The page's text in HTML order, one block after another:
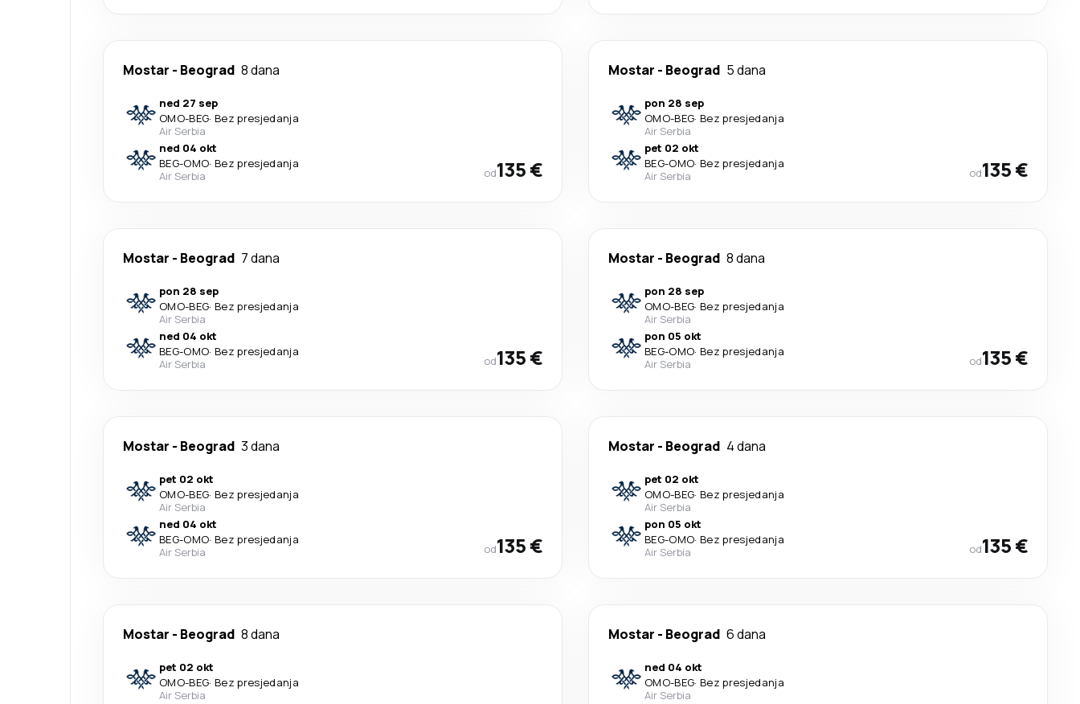
Mostar - Beograd 8 dana
ned 27 sep
OMO-BEG· Bez presjedanja
Air Serbia
ned 04 okt
BEG-OMO· Bez presjedanja
Air Serbia
od135 €
Mostar - Beograd 5 dana
pon 28 sep
OMO-BEG· Bez presjedanja
Air Serbia
pet 02 okt
BEG-OMO· Bez presjedanja
Air Serbia
od135 €
Mostar - Beograd 7 dana
pon 28 sep
OMO-BEG· Bez presjedanja
Air Serbia
ned 04 okt
BEG-OMO· Bez presjedanja
Air Serbia
od135 €
Mostar - Beograd 8 dana
pon 28 sep
OMO-BEG· Bez presjedanja
Air Serbia
pon 05 okt
BEG-OMO· Bez presjedanja
Air Serbia
od135 €
Mostar - Beograd 3 dana
pet 02 okt
OMO-BEG· Bez presjedanja
Air Serbia
ned 04 okt
BEG-OMO· Bez presjedanja
Air Serbia
od135 €
Mostar - Beograd 4 dana
pet 02 okt
OMO-BEG· Bez presjedanja
Air Serbia
pon 05 okt
BEG-OMO· Bez presjedanja
Air Serbia
od135 €
Mostar - Beograd 8 dana
pet 02 okt
OMO-BEG· Bez presjedanja
Air Serbia
Mostar - Beograd 6 dana
ned 04 okt
OMO-BEG· Bez presjedanja
Air Serbia